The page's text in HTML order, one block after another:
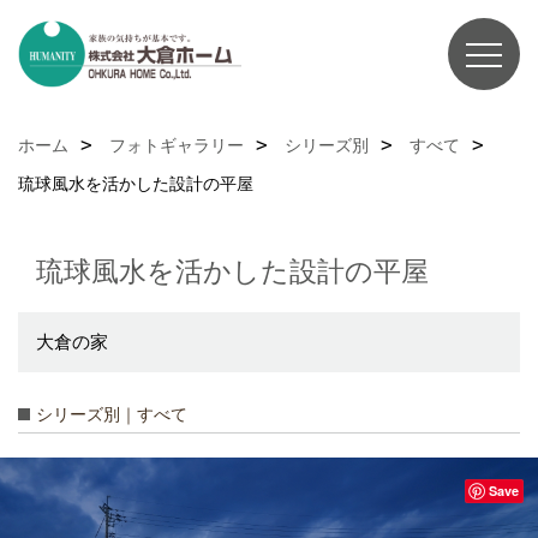
ホーム フォトギャラリー シリーズ別
すべて
琉球風水を活かした設計の平屋
琉球風水を活かした設計の平屋
大倉の家
シリーズ別｜すべて
Save